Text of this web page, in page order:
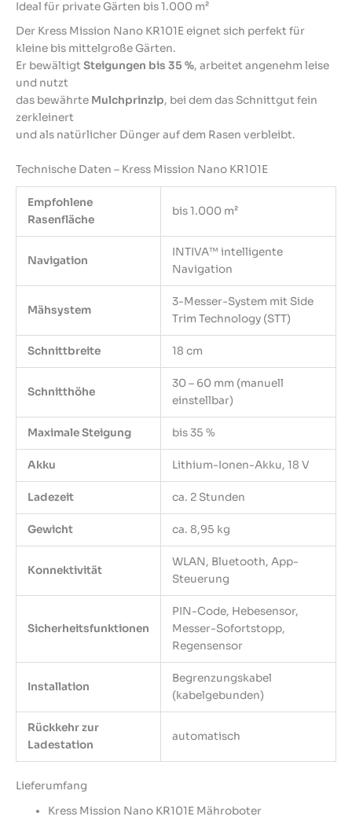
Ideal für private Gärten bis 1.000 m²
Der Kress Mission Nano KR101E eignet sich perfekt für
kleine bis mittelgroße Gärten.
Er bewältigtSteigungen bis 35 %, arbeitet angenehm leise
und nutzt
das bewährte Mulchprinzip, bei dem das Schnittgut fein
zerkleinert
und als natürlicher Dünger auf dem Rasen verbleibt.
Technische Daten – Kress Mission Nano KR101E
Empfohlene
Rasenfläche
bis 1.000 m²
Navigation
INTIVA™ intelligente
Navigation
Mähsystem
3-Messer-System mit Side
Trim Technology (STT)
Schnittbreite 18 cm
Schnitthöhe
30 – 60 mm (manuell
einstellbar)
Maximale Steigung bis 35 %
Akku Lithium-Ionen-Akku, 18 V
Ladezeit ca. 2 Stunden
Gewicht ca. 8,95 kg
Konnektivität
WLAN, Bluetooth, App-
Steuerung
Sicherheitsfunktionen
PIN-Code, Hebesensor,
Messer-Sofortstopp,
Regensensor
Installation
Begrenzungskabel
(kabelgebunden)
Rückkehr zur
Ladestation
automatisch
Lieferumfang
Kress Mission Nano KR101E Mähroboter